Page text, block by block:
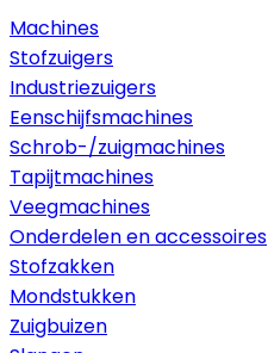
Machines
Stofzuigers
Industriezuigers
Eenschijfsmachines
Schrob-/zuigmachines
Tapijtmachines
Veegmachines
Onderdelen en accessoires
Stofzakken
Mondstukken
Zuigbuizen